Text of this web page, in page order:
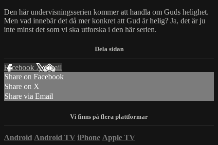
Den här undervisningsserien kommer att handla om Guds helighet.
Men vad innebär det då mer konkret att Gud är helig? Ja, det är ju
inte minst det som vi ska utforska i den här serien.
Facebook XEmail
Share on Facebook
Share on X
Share via Email
Android Android TV iPhone Apple TV